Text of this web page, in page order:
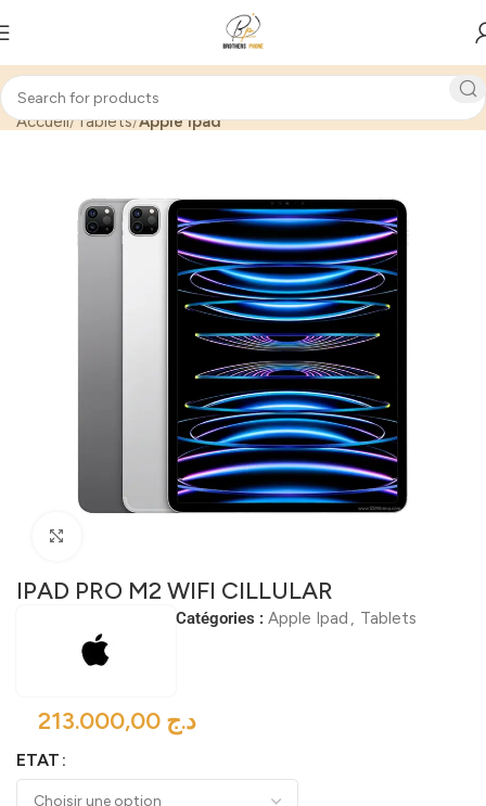
Accueil Tablets Apple Ipad
IPAD PRO M2 WIFI CILLULAR
Catégories : Apple Ipad , Tablets
د.ج
ETAT